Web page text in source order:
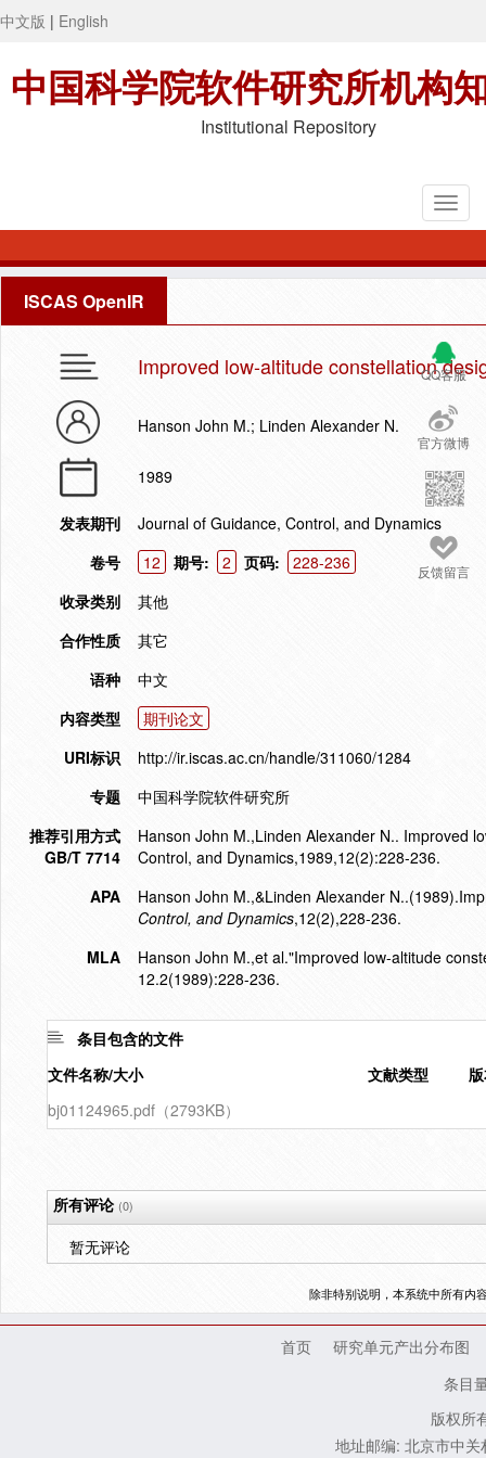
中文版 | English
中国科学院软件研究所机构
Institutional Repository
ISCAS OpenIR
QQ客服
官方微博
反馈留言
Improved low-altitude constellation
Hanson John M.; Linden Alexander N.
1989
发表期刊
Journal of Guidance, Control, and Dynamics
卷号
12 期号: 2 页码:
228-236
收录类别
其他
合作性质
其它
语种
中文
内容类型
期刊论文
URI标识
http://ir.iscas.ac.cn/handle/311060/1284
专题
中国科学院软件研究所
推荐引用方式
GB/T 7714
Hanson John M.,Linden Alexander N.. Improved
Control, and Dynamics,1989,12(2):228-236.
APA
Hanson John M.,&Linden Alexander
Control, and Dynamics,12(2),228-236.
MLA
Hanson John M.,et al."Improved low-altitude
12.2(1989):228-236.
条目包含的文件
文件名称/大小
文献类型
bj01124965.pdf（2793KB）
所有评论(0)
暂无评论
除非特别说明，本系统中所有内
首页
研究单元产出分布图
条目
版权所
地址邮编: 北京市中